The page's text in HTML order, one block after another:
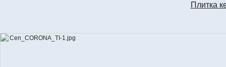
Плитка